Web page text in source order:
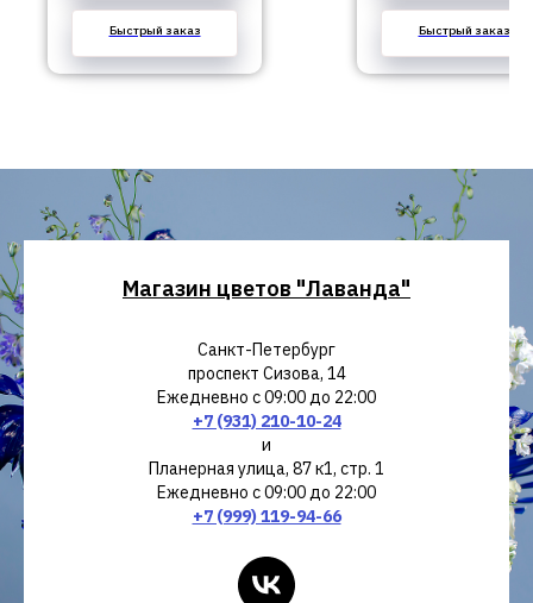
Быстрый заказ Быстрый заказ
Магазин цветов "Лаванда"
Санкт-Петербург
проспект Сизова, 14
Ежедневно с 09:00 до 22:00
+7 (931) 210-10-24
и
Планерная улица, 87 к1, стр. 1
Ежедневно с 09:00 до 22:00
+7 (999) 119-94-66